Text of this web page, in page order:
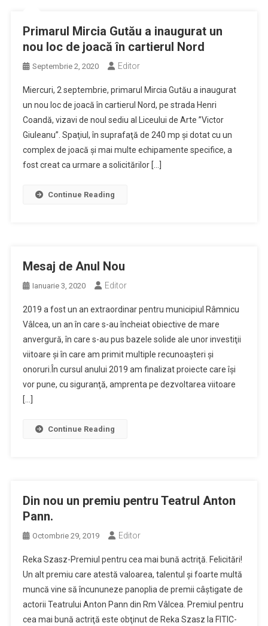
Primarul Mircia Gutău a inaugurat un
nou loc de joacă în cartierul Nord
Septembrie 2, 2020 Editor
Miercuri, 2 septembrie, primarul Mircia Gutău a inaugurat
un nou loc de joacă în cartierul Nord, pe strada Henri
Coandă, vizavi de noul sediu al Liceului de Arte ”Victor
Giuleanu”. Spaţiul, în suprafaţă de 240 mp şi dotat cu un
complex de joacă şi mai multe echipamente specifice, a
fost creat ca urmare a solicitărilor […]
Continue Reading
Mesaj de Anul Nou
Ianuarie 3, 2020 Editor
2019 a fost un an extraordinar pentru municipiul Râmnicu
Vâlcea, un an în care s-au încheiat obiective de mare
anvergură, în care s-au pus bazele solide ale unor investiţii
viitoare şi în care am primit multiple recunoaşteri şi
onoruri.În cursul anului 2019 am finalizat proiecte care îşi
vor pune, cu siguranţă, amprenta pe dezvoltarea viitoare
[…]
Continue Reading
Din nou un premiu pentru Teatrul Anton
Pann.
Octombrie 29, 2019 Editor
Reka Szasz-Premiul pentru cea mai bună actriţă. Felicitări!
Un alt premiu care atestă valoarea, talentul şi foarte multă
muncă vine să încununeze panoplia de premii câştigate de
actorii Teatrului Anton Pann din Rm Vâlcea. Premiul pentru
cea mai bună actriţă este obţinut de Reka Szasz la FITIC-